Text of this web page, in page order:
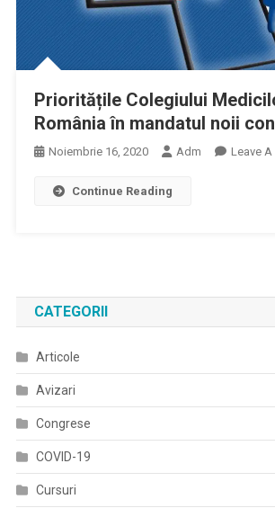
Prioritățile Colegiului
România în mandatul noii
Noiembrie 16, 2020 Adm Leave
Continue Reading
CATEGORII
Articole
Avizari
Congrese
COVID-19
Cursuri